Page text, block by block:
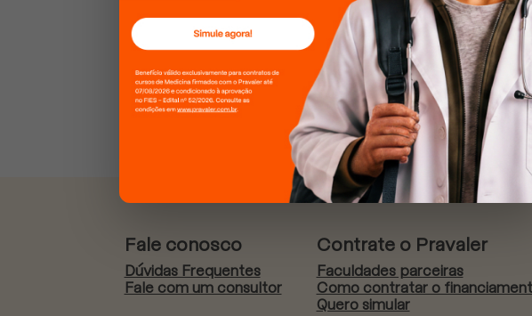
Fale conosco
Dúvidas Frequentes
Fale com um consultor
Contrate o Pravaler
Faculdades parceiras
Como contratar o
Quero simular